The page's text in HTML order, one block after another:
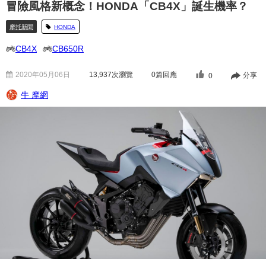
冒險風格新概念！HONDA「CB4X」誕生機率？
摩托新聞 HONDA
CB4X CB650R
2020年05月06日 13,937次瀏覽 0篇回應 0 分享
牛 摩網